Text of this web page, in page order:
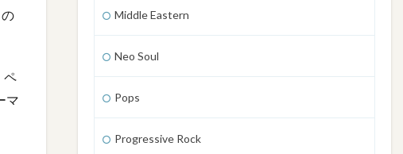
の
ペ
マ
Middle Eastern
Neo Soul
Pops
Progressive Rock